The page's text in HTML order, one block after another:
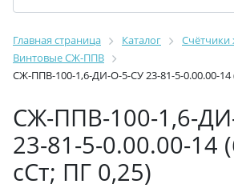
Главная страница Каталог
Счётчики
Винтовые СЖ-ППВ
СЖ-ППВ-100-1,6-ДИ-О-5-СУ 23-81-5-0.00.00-14
СЖ-ППВ-100-1,6-
23-81-5-0.00.00-14
сСт; ПГ 0,25)